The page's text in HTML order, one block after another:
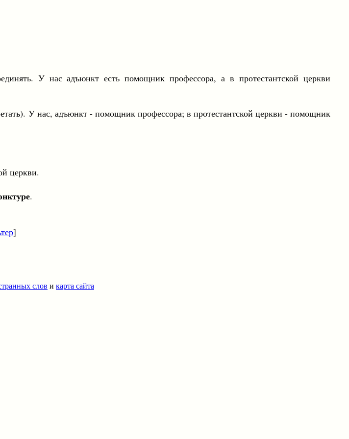
У нас адъюнкт есть помощник профессора, а в протестантской церкви
У нас, адъюнкт - помощник профессора; в протестантской церкви - помощник
церкви.
.
]
слов и карта сайта